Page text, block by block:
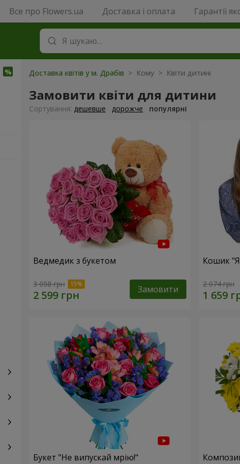
Все про Flowers.ua Доставка і оплата Гарантії
Доставка квітів у м. Драбів > Кому > Квіти дитині
Замовити квіти для дитини
Сортування: дешевше дорожче популярні
Ведмедик з букетом
3 058 грн Замовити
Кошик
2 074 грн
Букет "Не випускай мрію!"